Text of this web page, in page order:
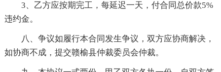
3、乙方应按期完工，每延迟一天，付合同总价款5%
违约金。
八、争议如履行本合同发生争议，双方应协商解决，
如协商不成，提交赣榆县仲裁委员会仲裁。